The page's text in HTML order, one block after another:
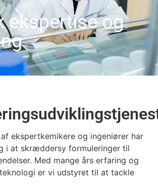
ekspertise og
ekspertkemikere og ingeniører har
i at skræddersy formuleringer til
Med mange års erfaring og
er vi udstyret til at tackle